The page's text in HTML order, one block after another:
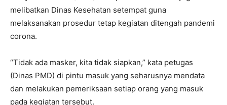
melibatkan Dinas Kesehatan setempat guna
melaksanakan prosedur tetap kegiatan ditengah pandemi
corona.
“Tidak ada masker, kita tidak siapkan,” kata petugas
(Dinas PMD) di pintu masuk yang seharusnya mendata
dan melakukan pemeriksaan setiap orang yang masuk
pada kegiatan tersebut.